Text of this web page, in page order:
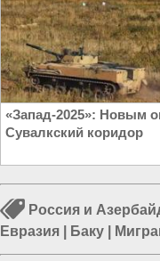
«Запад-2025»: Новым
Сувалкский коридор
Россия и
Евразия
Баку
Карабах|Ильхам